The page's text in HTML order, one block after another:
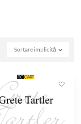
Sortare implicită